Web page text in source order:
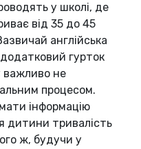
у школі, де
від 35 до 45
англійська
гурток
важливо не
процесом.
інформацію
дитини тривалість
ж, будучи у